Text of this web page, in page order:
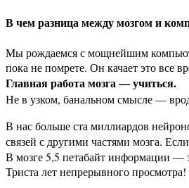
В чем разница между мозгом и
Мы рождаемся с мощнейшим
пока не помрете. Он качает это все
Главная работа мозга — учиться.
Не в узком, банальном смысле —
В нас больше ста миллиардов
связей с другими частями мозга.
В мозге 5,5 петабайт информации —
Триста лет непрерывного просмотра!